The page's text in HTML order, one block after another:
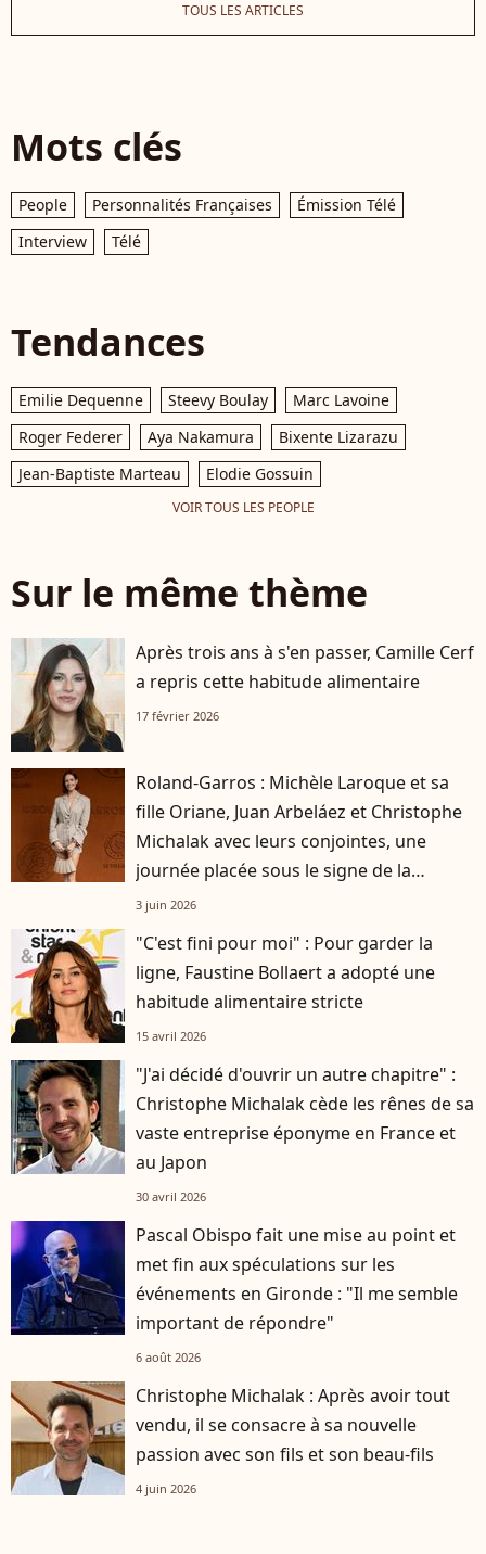
TOUS LES ARTICLES
Mots clés
People Personnalités Françaises
Émission Télé
Interview
Télé
Tendances
Emilie Dequenne Steevy Boulay
Marc Lavoine
Roger Federer
Aya Nakamura
Bixente Lizarazu
Jean-Baptiste Marteau
Elodie Gossuin
VOIR TOUS LES PEOPLE
Sur le même thème
Après trois ans à s'en passer, Camille Cerf
a repris cette habitude alimentaire
17 février 2026
Roland-Garros : Michèle Laroque et sa
fille Oriane, Juan Arbeláez et Christophe
Michalak avec leurs conjointes, une
journée placée sous le signe de la
complicité
3 juin 2026
"C'est fini pour moi" : Pour garder la
ligne, Faustine Bollaert a adopté une
habitude alimentaire stricte
15 avril 2026
"J'ai décidé d'ouvrir un autre chapitre" :
Christophe Michalak cède les rênes de sa
vaste entreprise éponyme en France et
au Japon
30 avril 2026
Pascal Obispo fait une mise au point et
met fin aux spéculations sur les
événements en Gironde : "Il me semble
important de répondre"
6 août 2026
Christophe Michalak : Après avoir tout
vendu, il se consacre à sa nouvelle
passion avec son fils et son beau-fils
4 juin 2026